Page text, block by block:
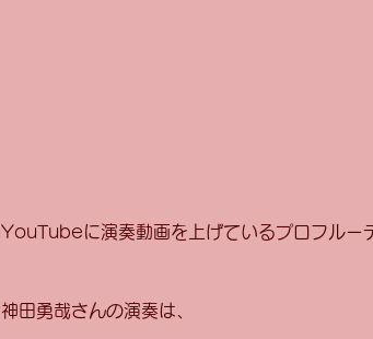
YouTubeに演奏動画を上げているプロフルー
神田勇哉さんの演奏は、